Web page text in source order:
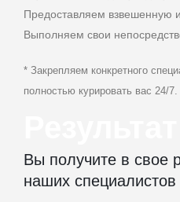
Предоставляем взвешенную
Выполняем свои
* Закрепляем конкретного
полностью курировать вас 24/7.
Вы получите в свое
наших специалистов